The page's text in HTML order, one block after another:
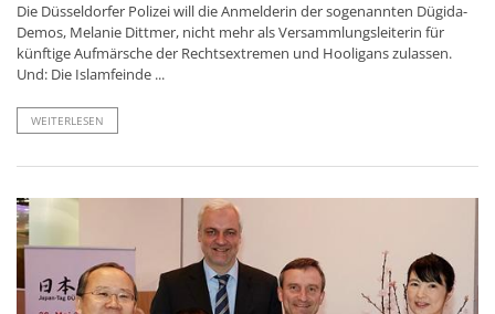
Die Düsseldorfer Polizei will die Anmelderin der sogenannten Dügida-
Demos, Melanie Dittmer, nicht mehr als Versammlungsleiterin für
künftige Aufmärsche der Rechtsextremen und Hooligans zulassen.
Und: Die Islamfeinde ...
WEITERLESEN